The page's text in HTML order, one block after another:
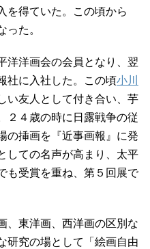
を得ていた。この頃から
った。
洋洋画会の会員となり、翌
社に入社した。この頃小川
い友人として付き合い、芋
２４歳の時に日露戦争の従
の挿画を『近事画報』に発
しての名声が高まり、太平
も受賞を重ね、第５回展で
、東洋画、西洋画の区別な
研究の場として「絵画自由